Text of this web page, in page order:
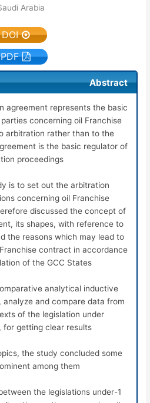
Arabia
DOI
PDF
Abstract
agreement represents the basic
concerning oil Franchise
arbitration rather than to the
is the basic regulator of
proceedings.
is to set out the arbitration
concerning oil Franchise
discussed the concept of
its shapes, with reference to
the reasons which may lead to
contract in accordance
of the GCC States.
analytical inductive
and compare data from
of the legislation under
for getting clear results.
the study concluded some
among them:
the legislations under